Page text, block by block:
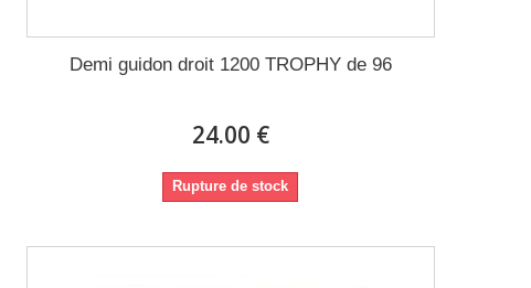
Demi guidon droit 1200 TROPHY de 96
24.00 €
Rupture de stock